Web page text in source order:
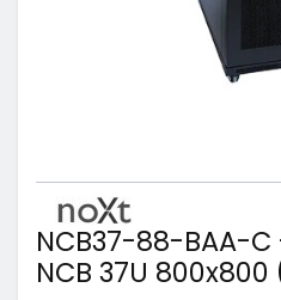
NCB37-88-BAA-C
NCB 37U 800x800